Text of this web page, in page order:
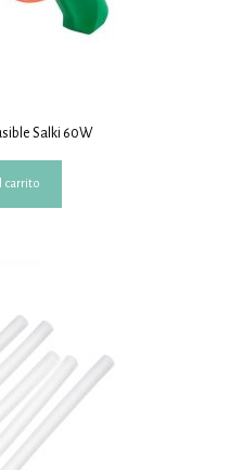
Salki 60W
carrito